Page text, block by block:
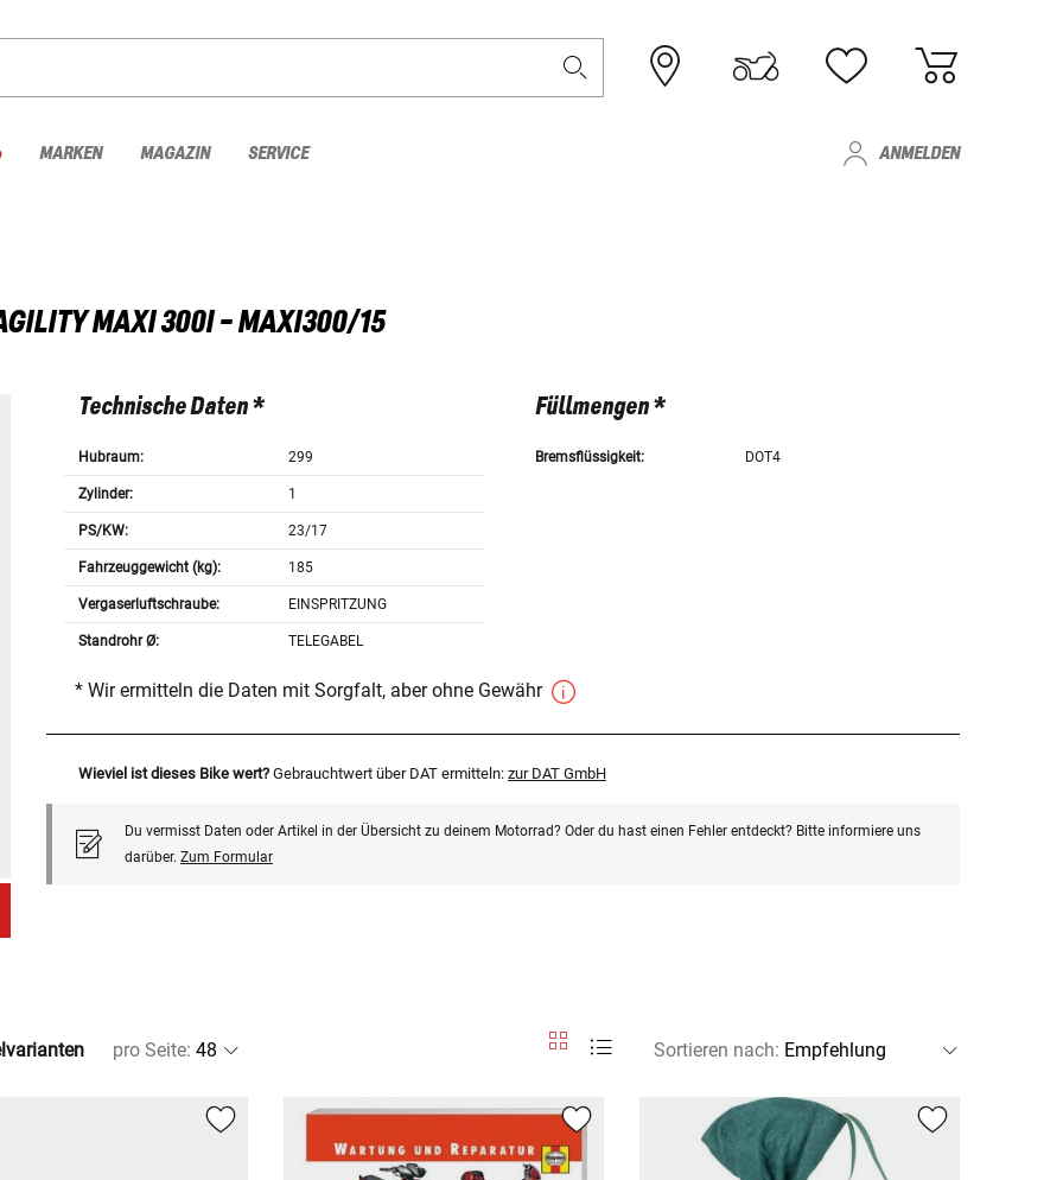
MARKEN MAGAZIN SERVICE ANMELDEN
MAXI 300I - MAXI300/15
Technische Daten *
Hubraum: 299
Zylinder: 1
PS/KW: 23/17
Fahrzeuggewicht (kg): 185
Vergaserluftschraube: EINSPRITZUNG
Standrohr Ø: TELEGABEL
Füllmengen *
Bremsflüssigkeit: DOT4
* Wir ermitteln die Daten mit Sorgfalt, aber ohne Gewähr
Wieviel ist dieses Bike wert? Gebrauchtwert über DAT ermitteln: zur DAT GmbH
Du vermisst Daten oder Artikel in der Übersicht zu deinem Motorrad? Oder du hast einen Fehler entdeckt? Bitte informiere uns
darüber. Zum Formular
pro Seite: Sortieren nach: